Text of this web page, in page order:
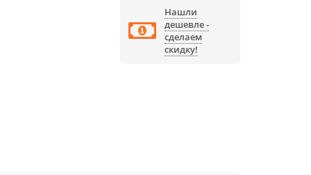
Нашли
дешевле -
сделаем
скидку!